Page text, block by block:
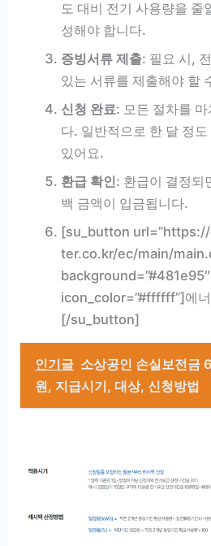
도 대비 전기 사용량을 줄
성해야 합니다.
증빙서류 제출: 필요 시,
있는 서류를 제출해야 할
신청 완료: 모든 절차를
다. 일반적으로 한 달 정
있어요.
환급 확인: 환급이 결정되
백 금액이 입금됩니다.
[su_button
ter.co.kr/ec/main/
icon_color=”#ffffff”]에너
[/su_button]
인기글 소상공인 손실보전금
원, 지급시기, 대상, 신청방법